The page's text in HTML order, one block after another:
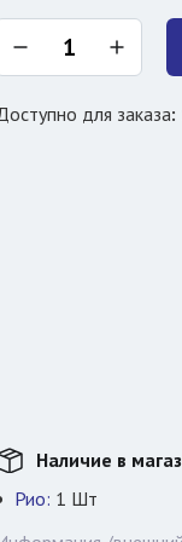
для заказа:
Наличие в
Рио: 1 Шт